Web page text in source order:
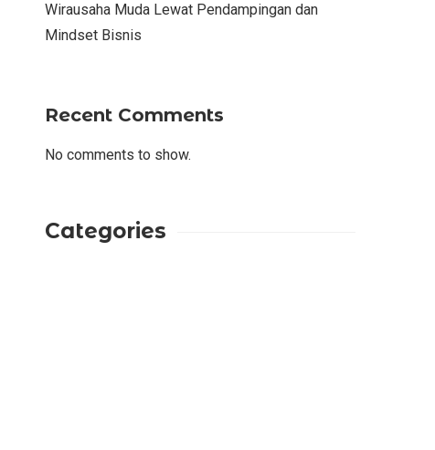
Wirausaha Muda Lewat Pendampingan dan
Mindset Bisnis
Recent Comments
No comments to show.
Categories